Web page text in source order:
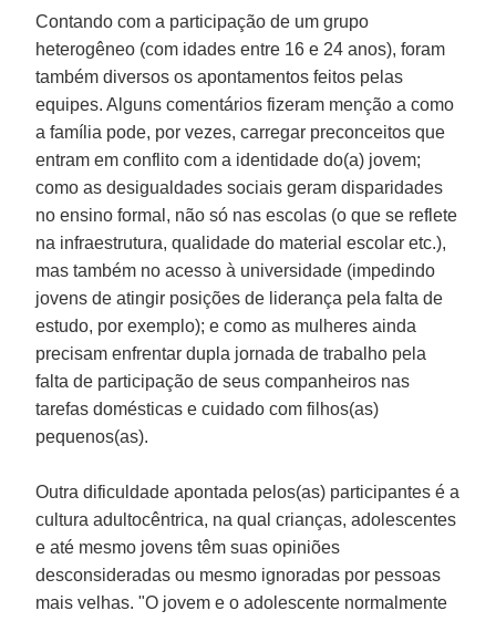
Contando com a participação de um grupo
heterogêneo (com idades entre 16 e 24 anos), foram
também diversos os apontamentos feitos pelas
equipes. Alguns comentários fizeram menção a como
a família pode, por vezes, carregar preconceitos que
entram em conflito com a identidade do(a) jovem;
como as desigualdades sociais geram disparidades
no ensino formal, não só nas escolas (o que se reflete
na infraestrutura, qualidade do material escolar etc.),
mas também no acesso à universidade (impedindo
jovens de atingir posições de liderança pela falta de
estudo, por exemplo); e como as mulheres ainda
precisam enfrentar dupla jornada de trabalho pela
falta de participação de seus companheiros nas
tarefas domésticas e cuidado com filhos(as)
pequenos(as).
Outra dificuldade apontada pelos(as) participantes é a
cultura adultocêntrica, na qual crianças, adolescentes
e até mesmo jovens têm suas opiniões
desconsideradas ou mesmo ignoradas por pessoas
mais velhas. "O jovem e o adolescente normalmente